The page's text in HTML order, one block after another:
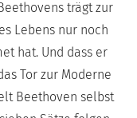
trägt zur
Lebens nur noch
hat. Und dass er
Tor zur Moderne
Beethoven selbst